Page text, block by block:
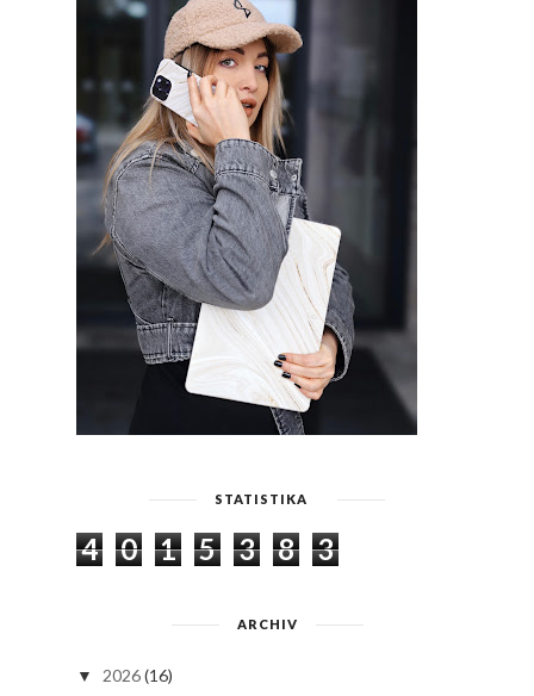
STATISTIKA
4 0 1 5 3 8 3
ARCHIV
▼ 2026(16)